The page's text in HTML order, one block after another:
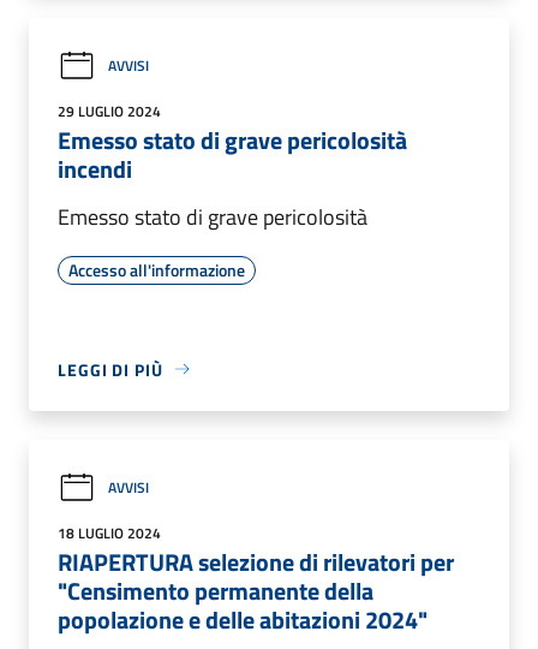
AVVISI
29 LUGLIO 2024
Emesso stato di grave pericolosità
incendi
Emesso stato di grave pericolosità
Accesso all'informazione
LEGGI DI PIÙ
AVVISI
18 LUGLIO 2024
RIAPERTURA selezione di rilevatori per
"Censimento permanente della
popolazione e delle abitazioni 2024"